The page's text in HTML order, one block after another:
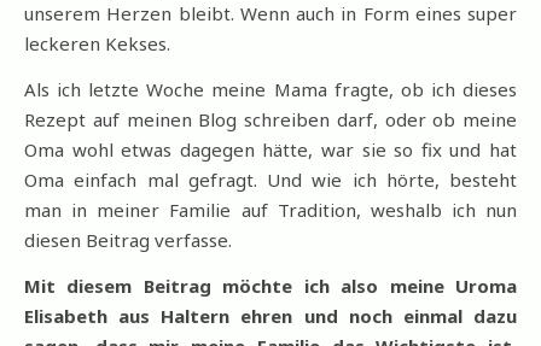
unserem Herzen bleibt. Wenn auch in Form eines super
leckeren Kekses.
Als ich letzte Woche meine Mama fragte, ob ich dieses
Rezept auf meinen Blog schreiben darf, oder ob meine
Oma wohl etwas dagegen hätte, war sie so fix und hat
Oma einfach mal gefragt. Und wie ich hörte, besteht
man in meiner Familie auf Tradition, weshalb ich nun
diesen Beitrag verfasse.
Mit diesem Beitrag möchte ich also meine Uroma
Elisabeth aus Haltern ehren und noch einmal dazu